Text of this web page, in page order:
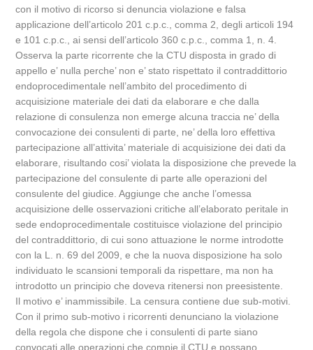
con il motivo di ricorso si denuncia violazione e falsa
applicazione dell’articolo 201 c.p.c., comma 2, degli articoli 194
e 101 c.p.c., ai sensi dell’articolo 360 c.p.c., comma 1, n. 4.
Osserva la parte ricorrente che la CTU disposta in grado di
appello e’ nulla perche’ non e’ stato rispettato il contraddittorio
endoprocedimentale nell’ambito del procedimento di
acquisizione materiale dei dati da elaborare e che dalla
relazione di consulenza non emerge alcuna traccia ne’ della
convocazione dei consulenti di parte, ne’ della loro effettiva
partecipazione all’attivita’ materiale di acquisizione dei dati da
elaborare, risultando cosi’ violata la disposizione che prevede la
partecipazione del consulente di parte alle operazioni del
consulente del giudice. Aggiunge che anche l’omessa
acquisizione delle osservazioni critiche all’elaborato peritale in
sede endoprocedimentale costituisce violazione del principio
del contraddittorio, di cui sono attuazione le norme introdotte
con la L. n. 69 del 2009, e che la nuova disposizione ha solo
individuato le scansioni temporali da rispettare, ma non ha
introdotto un principio che doveva ritenersi non preesistente.
Il motivo e’ inammissibile. La censura contiene due sub-motivi.
Con il primo sub-motivo i ricorrenti denunciano la violazione
della regola che dispone che i consulenti di parte siano
convocati alle operazioni che compie il CTU e possano